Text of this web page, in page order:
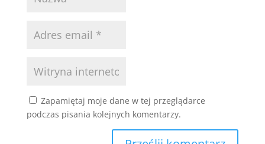
Zapamiętaj moje dane w tej przeglądarce
podczas pisania kolejnych komentarzy.